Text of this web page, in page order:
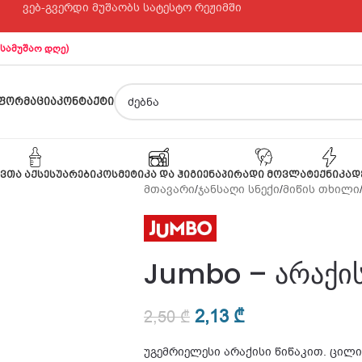
ვებ-გვერდი მუშაობს სატესტო რეჟიმში
დღე)
ᲙᲝᲜᲢᲐᲥᲢᲘ
ᲐᲥᲡᲔᲡᲣᲐᲠᲔᲑᲘᲙᲝᲡᲛᲔᲢᲘᲙᲐ ᲓᲐ ᲰᲘᲒᲘᲔᲜᲐᲞᲘᲠᲐᲓᲘ ᲛᲝᲕᲚᲐᲢᲔᲥᲜᲘᲙᲐ
მთავარი/ჯანსაღი სნექი/მიწის თხილი/
Jumbo –
2,50₾ 2,13 ₾
უგემრიელესი არაქისი წიწაკით.